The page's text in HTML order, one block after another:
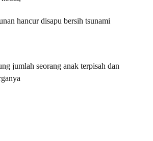
hancur disapu bersih tsunami
jumlah seorang anak terpisah dan